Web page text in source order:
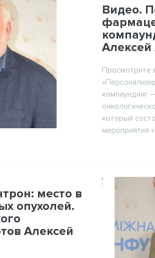
Видео.
Алексей
Просмотрите
компаундинг
который
мероприятия
место в
опухолей.
Алексей